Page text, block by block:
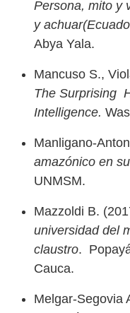
Persona, mito y
y
Abya Yala.
Mancuso S.,
The Surprising
Intelligence.
Manligano-
amazónico en
UNMSM.
Mazzoldi B.
universidad del
claustro.
Cauca.
Melgar-Segovia